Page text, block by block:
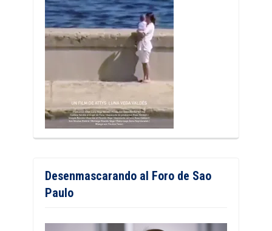
Desenmascarando al Foro de Sao
Paulo